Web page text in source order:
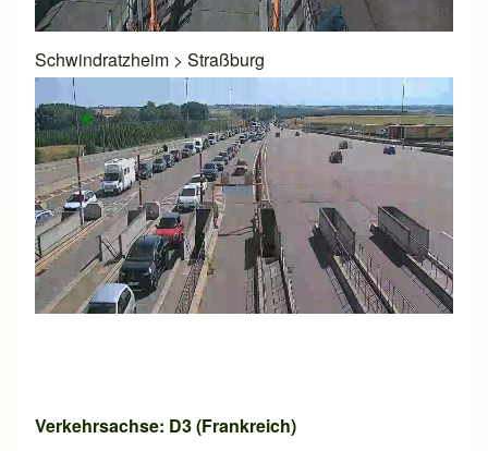
Schwindratzheim > Straßburg
Verkehrsachse: D3 (Frankreich)